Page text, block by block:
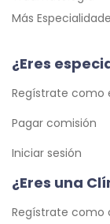
Más
¿Eres
Regístrate como
Pagar comisión
Iniciar sesión
¿Eres una
Regístrate como